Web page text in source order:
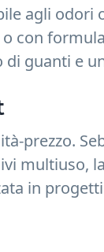
agli
o con
di guanti e
prezzo.
multiuso,
in